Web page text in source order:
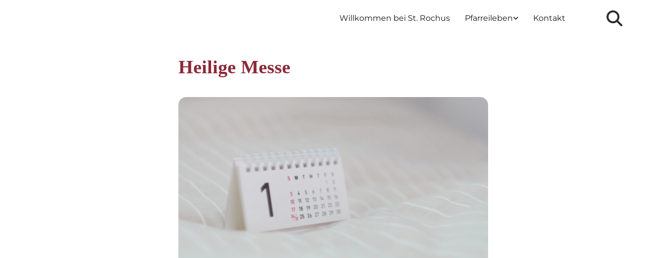
Willkommen bei St. Rochus Pfarreileben Kontakt
Heilige Messe